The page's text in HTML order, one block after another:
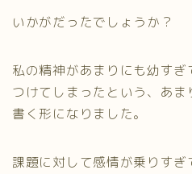
いかがだったでしょうか？
私の精神があまりにも幼す
つけてしまったという、あ
書く形になりました。
課題に対して感情が乗りす